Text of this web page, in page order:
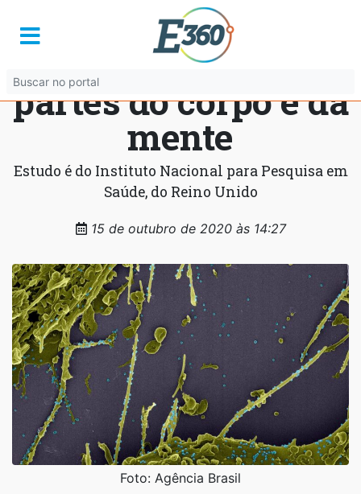
“Covid prolongada”
pode afetar várias
partes do corpo e da
mente
Estudo é do Instituto Nacional para Pesquisa em
Saúde, do Reino Unido
15 de outubro de 2020 às 14:27
Foto: Agência Brasil